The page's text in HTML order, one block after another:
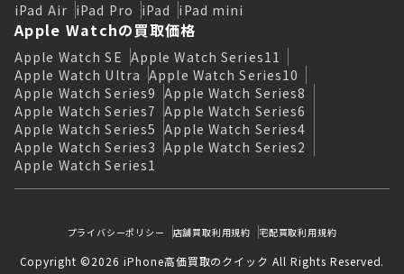
iPad Air iPad Pro iPad iPad mini
Apple Watchの買取価格
Apple Watch SE Apple Watch Series11
Apple Watch Ultra Apple Watch Series10
Apple Watch Series9 Apple Watch Series8
Apple Watch Series7 Apple Watch Series6
Apple Watch Series5 Apple Watch Series4
Apple Watch Series3 Apple Watch Series2
Apple Watch Series1
プライバシーポリシー 店舗買取利用規約 宅配買取利用規約
Copyright ©2026 iPhone高価買取のクイック All Rights Reserved.